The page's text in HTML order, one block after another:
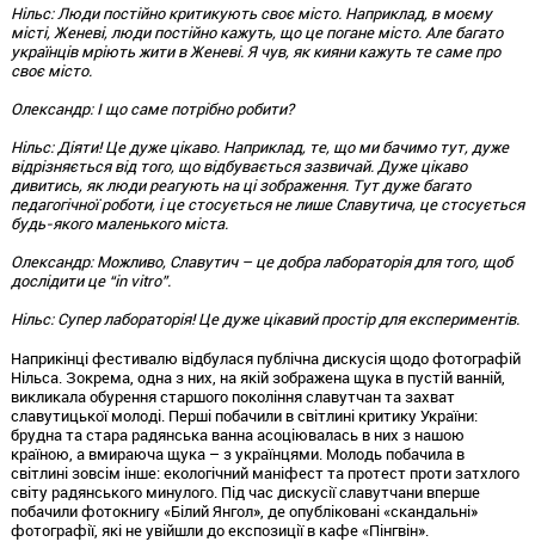
Нільс: Люди постійно критикують своє місто. Наприклад, в моєму
місті, Женеві, люди постійно кажуть, що це погане місто. Але багато
українців мріють жити в Женеві. Я чув, як кияни кажуть те саме про
своє місто.
Олександр: І що саме потрібно робити?
Нільс: Діяти! Це дуже цікаво. Наприклад, те, що ми бачимо тут, дуже
відрізняється від того, що відбувається зазвичай. Дуже цікаво
дивитись, як люди реагують на ці зображення. Тут дуже багато
педагогічної роботи, і це стосується не лише Славутича, це стосується
будь-якого маленького міста.
Олександр: Можливо, Славутич – це добра лабораторія для того, щоб
дослідити це “in vitro”.
Нільс: Супер лабораторія! Це дуже цікавий простір для експериментів.
Наприкінці фестивалю відбулася публічна дискусія щодо фотографій
Нільса. Зокрема, одна з них, на якій зображена щука в пустій ванній,
викликала обурення старшого покоління славутчан та захват
славутицької молоді. Перші побачили в світлині критику України:
брудна та стара радянська ванна асоціювалась в них з нашою
країною, а вмираюча щука – з українцями. Молодь побачила в
світлині зовсім інше: екологічний маніфест та протест проти затхлого
світу радянського минулого. Під час дискусії славутчани вперше
побачили фотокнигу «Білий Янгол», де опубліковані «скандальні»
фотографії, які не увійшли до експозиції в кафе «Пінгвін».